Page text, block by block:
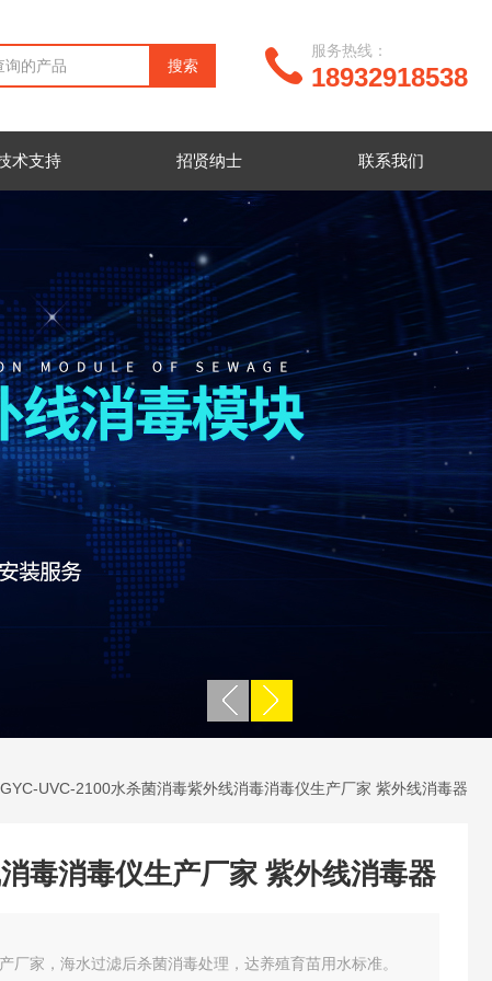
18932918538
服务热线：
术支持 招贤纳士 联系我们
UVC-2100水杀菌消毒紫外线消毒消毒仪生产厂家 紫外线消毒器
毒消毒仪生产厂家 紫外线消毒器
厂家，海水过滤后杀菌消毒处理，达养殖育苗用水标准。